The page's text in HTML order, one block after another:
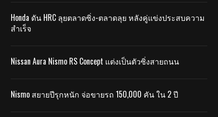
Honda ดัน HRC ลุยตลาดซิ่ง-ตลาดลุย หลังคู่แข่งประสบความ
สำเร็จ
Nissan Aura Nismo RS Concept แต่งเป็นตัวซิ่งสายถนน
Nismo สยายปีรุกหนัก จ่อขายรถ 150,000 คัน ใน 2 ปี